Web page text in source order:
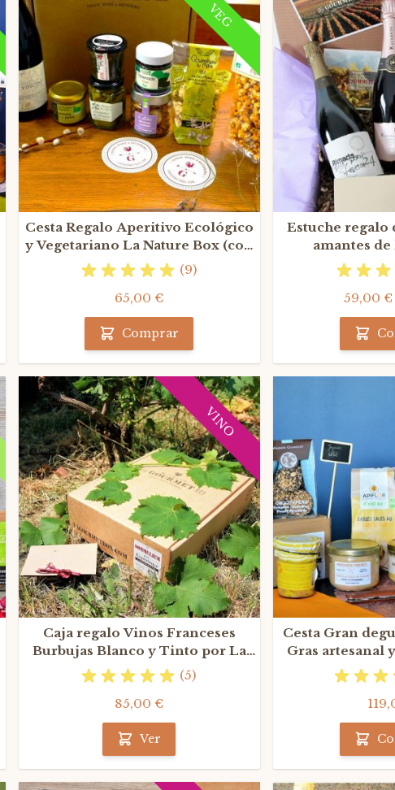
VEG
Cesta Regalo Aperitivo Ecológico
y Vegetariano La Nature Box (con
vino tinto)
(9)
65,00 €
Comprar
Estuche regalo
amantes
59,00 €
VINO
Caja regalo Vinos Franceses
Burbujas Blanco y Tinto por La
Gourmet Box(5)
85,00 €
Ver
Cesta Gran
Gras artesanal